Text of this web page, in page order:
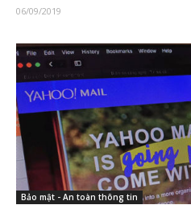
06/09/2019
Bảo mật - An toàn thông tin